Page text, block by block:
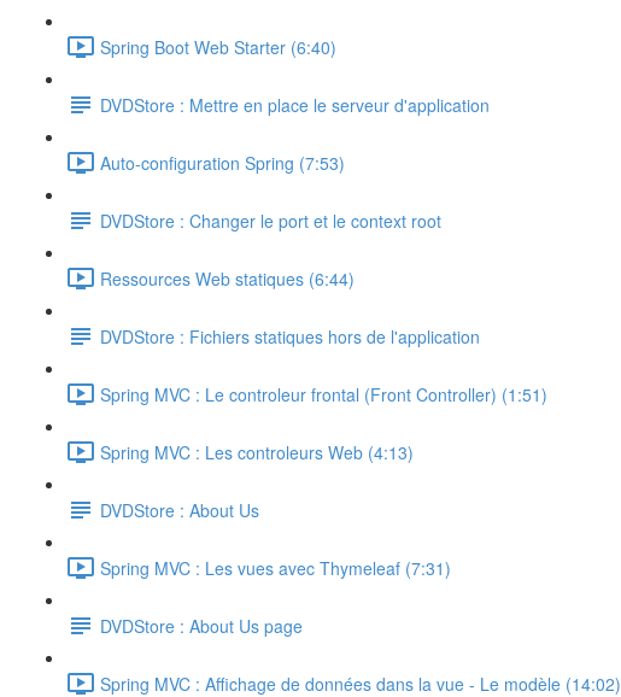
Spring Boot Web Starter (6:40)
DVDStore : Mettre en place le serveur d'application
Auto-configuration Spring (7:53)
DVDStore : Changer le port et le context root
Ressources Web statiques (6:44)
DVDStore : Fichiers statiques hors de l'application
Spring MVC : Le controleur frontal (Front Controller) (1:51)
Spring MVC : Les controleurs Web (4:13)
DVDStore : About Us
Spring MVC : Les vues avec Thymeleaf (7:31)
DVDStore : About Us page
Spring MVC : Affichage de données dans la vue - Le modèle (14:02)